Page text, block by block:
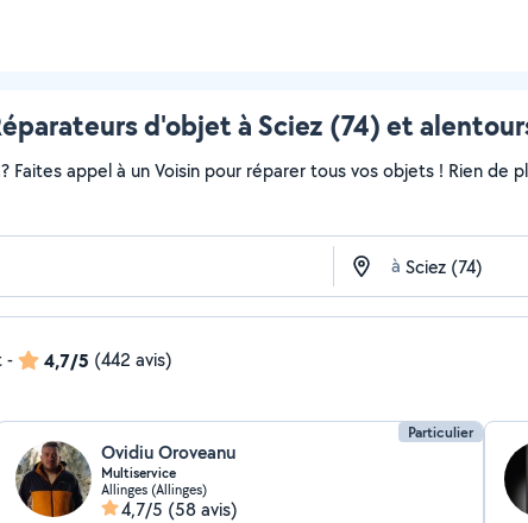
d'objet à Sciez (74) et
appel à un Voisin pour réparer tous vos objets ! Rien de
à
- 4,7/5 (442 avis)
Particulier
Ovidiu Oroveanu
Multiservice
Allinges (Allinges)
4,7/5 (58 avis)